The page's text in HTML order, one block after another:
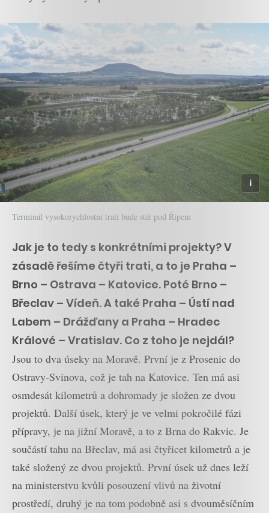
Terminál vysokorychlostní trati bude stát pod Řípem
Jak je to tedy s konkrétními projekty? V
zásadě řešíme čtyři trati, a to je Praha –
Brno – Ostrava – Katovice. Poté Brno –
Břeclav – Vídeň. A také Praha – Ústí nad
Labem – Drážďany a Praha – Hradec
Králové – Vratislav. Co z toho je nejdál?
Jsou to dva úseky na Moravě. První je z Prosenic do
Ostravy-Svinova, což je tah na Katovice. Ten má asi
osmdesát kilometrů a dohromady je složen ze dvou
projektů. Další úsek, který je ve velmi pokročilé fázi
přípravy, je na jižní Moravě, a to z Brna do Rakvic. Je
součástí tahu na Břeclav, má asi čtyřicet kilometrů a je
také složený ze dvou projektů. První úsek už dnes leží
na ministerstvu kvůli posouzení vlivů na životní
prostředí, druhý je na tom podobně asi s dvouměsíčním